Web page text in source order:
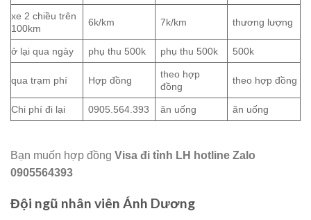
xe 2 chiều trên
100km
6k/km 7k/km thương lượng
ở lại qua ngày phụ thu 500k phụ thu 500k 500k
qua trạm phí Hợp đồng
theo hợp
đồng
theo hợp đồng
Chi phí đi lại 0905.564.393 ăn uống ăn uống
Bạn muốn hợp đồng Visa đi tỉnh LH hotline Zalo
0905564393
Đội ngũ nhân viên Ánh Dương